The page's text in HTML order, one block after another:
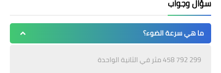
سؤال وجواب
ما هي سرعة الضوء؟
299 792 458 مثر في الثانية الواحدة